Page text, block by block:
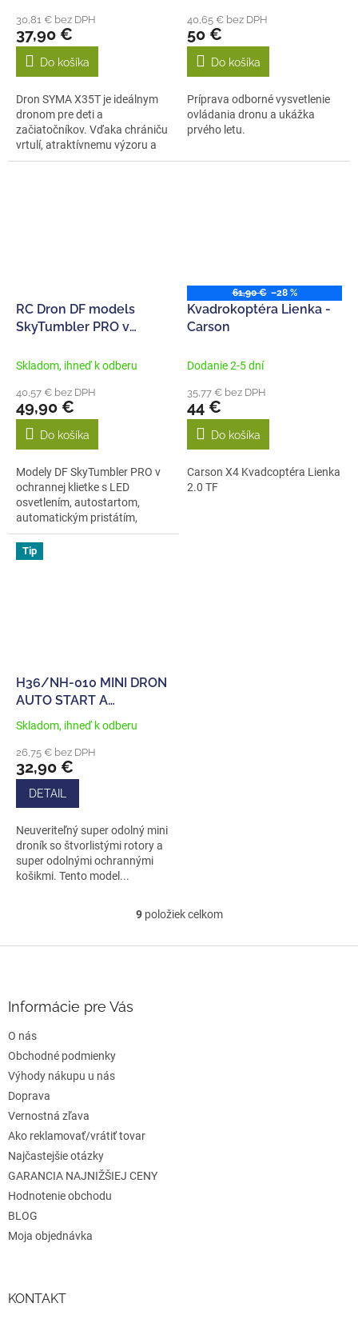
30,81 € bez DPH
37,90 €
Do košíka
Dron SYMA X35T je ideálnym
dronom pre deti a
začiatočníkov. Vďaka chrániču
vrtulí, atraktívnemu výzoru a
kaskadérskym...
40,65 € bez DPH
50 €
Do košíka
Príprava odborné vysvetlenie
ovládania dronu a ukážka
prvého letu.
RC Dron DF models
SkyTumbler PRO v
osvetlením, auto-štart
Skladom, ihneď k odberu
40,57 € bez DPH
49,90 €
Do košíka
Modely DF SkyTumbler PRO v
ochrannej klietke s LED
osvetlením, autostartom,
automatickým pristátím,
barometrom. Je to...
61,90 € –28 %
Kvadrokoptéra Lienka -
Carson
Dodanie 2-5 dní
35,77 € bez DPH
44 €
Do košíka
Carson X4 Kvadcoptéra Lienka
2.0 TF
Tip
H36/NH-010 MINI DRON
AUTO START A
PRISTATIE, KOMPAS
Priemerné
produktu
je
5,0
hviezdičiek.
Skladom, ihneď k odberu
26,75 € bez DPH
32,90 €
DETAIL
Neuveriteľný super odolný mini
droník so štvorlistými rotory a
super odolnými ochrannými
košikmi. Tento model...
O
l
9položiek celkom
e
Informácie pre Vás
O nás
Obchodné podmienky
Výhody nákupu u nás
Doprava
Vernostná zľava
Ako reklamovať/vrátiť tovar
Najčastejšie otázky
GARANCIA NAJNIŽŠIEJ CENY
Hodnotenie obchodu
BLOG
Moja objednávka
KONTAKT